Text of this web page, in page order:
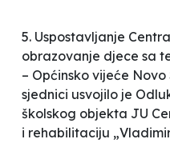
5. Uspostavljanje
obrazovanje djece sa
– Općinsko vijeće
sjednici usvojilo je
školskog objekta JU
i rehabilitaciju